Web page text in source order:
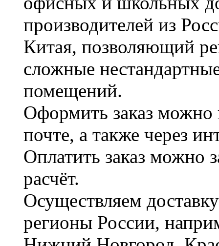
производителей из
Китая, позволяющий
сложные
помещений.
Оформить заказ можно
почте, а также через
Оплатить заказ можно
расчёт.
Осуществляем
регионы России,